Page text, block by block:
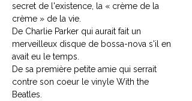
secret de l'existence, la « crème de la
crème » de la vie.
De Charlie Parker qui aurait fait un
merveilleux disque de bossa-nova s'il en
avait eu le temps.
De sa première petite amie qui serrait
contre son coeur le vinyle With the
Beatles.